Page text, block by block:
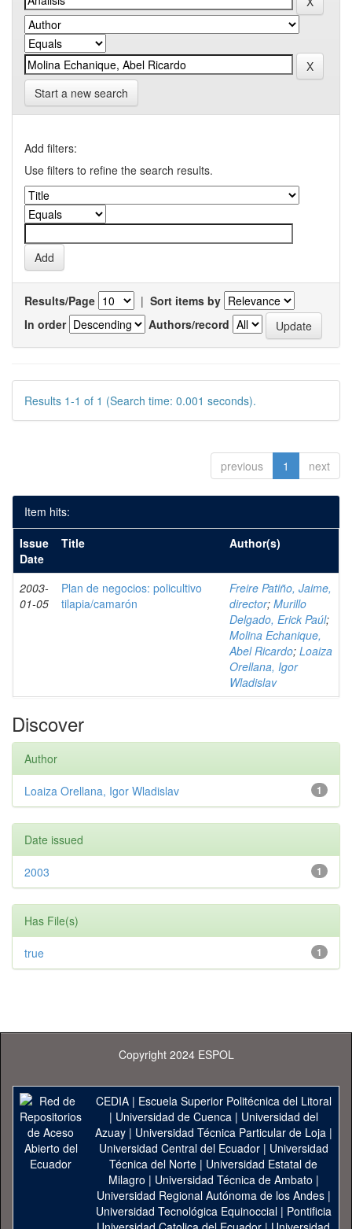
Start a new search
Add filters:
Use filters to refine the search results.
Results/Page | Sort items by
In order
Authors/record
Results 1-1 of 1 (Search time: 0.001 seconds).
previous 1 next
Item hits:
Issue
Date
Title Author(s)
2003-
01-05
Plan de negocios: policultivo
tilapia/camarón
Freire Patiño, Jaime,
director; Murillo
Delgado, Erick Paúl;
Molina Echanique,
Abel Ricardo; Loaiza
Orellana, Igor
Wladislav
Discover
Author
1
Loaiza Orellana, Igor Wladislav
Date issued
1
2003
Has File(s)
1
true
Copyright 2024 ESPOL
CEDIA| Escuela Superior Politécnica del Litoral
| Universidad de Cuenca| Universidad del
Azuay| Universidad Técnica Particular de Loja|
Universidad Central del Ecuador| Universidad
Técnica del Norte | Universidad Estatal de
Milagro | Universidad Técnica de Ambato |
Universidad Regional Autónoma de los Andes|
Universidad Tecnológica Equinoccial| Pontificia